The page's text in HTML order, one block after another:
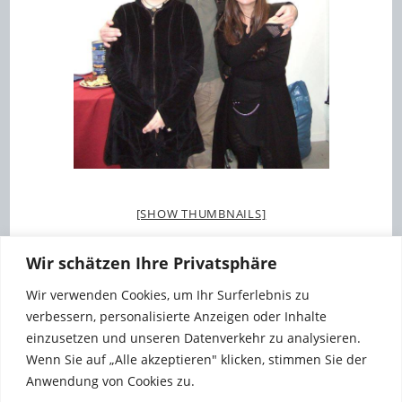
Wir schätzen Ihre Privatsphäre
Wir verwenden Cookies, um Ihr Surferlebnis zu
verbessern, personalisierte Anzeigen oder Inhalte
einzusetzen und unseren Datenverkehr zu analysieren.
Wenn Sie auf „Alle akzeptieren" klicken, stimmen Sie der
Anwendung von Cookies zu.
[SHOW THUMBNAILS]